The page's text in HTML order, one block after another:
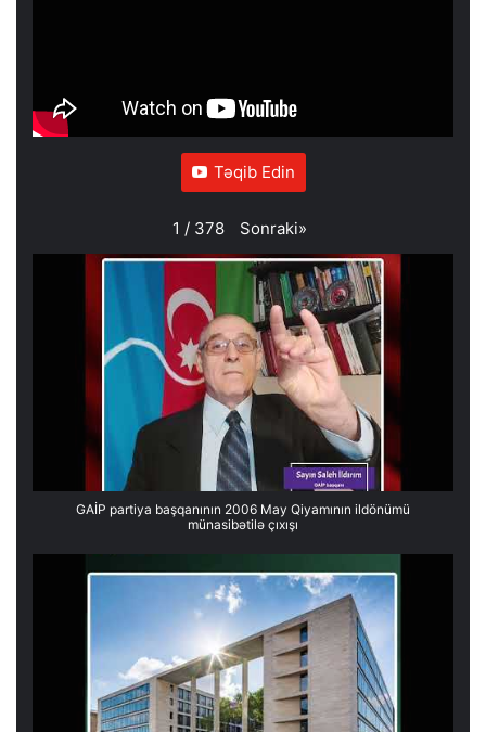
Təqib Edin
1 / 378 Sonraki»
GAİP partiya başqanının 2006 May Qiyamının ildönümü
münasibətilə çıxışı